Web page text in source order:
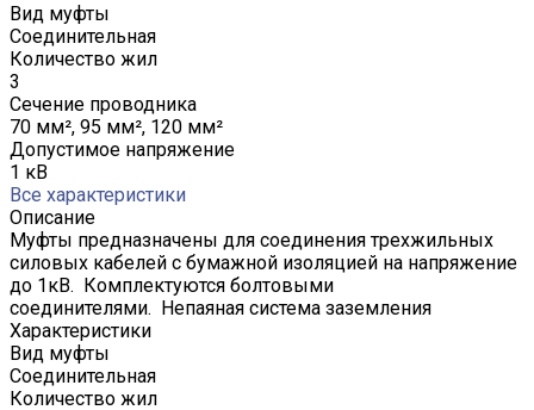
Вид муфты
Соединительная
Количество жил
3
Сечение проводника
70 мм², 95 мм², 120 мм²
Допустимое напряжение
1 кВ
Все характеристики
Описание
Муфты предназначены для соединения трехжильных
силовых кабелей с бумажной изоляцией на напряжение
до 1кВ. Комплектуются болтовыми
соединителями. Непаяная система заземления
Характеристики
Вид муфты
Соединительная
Количество жил